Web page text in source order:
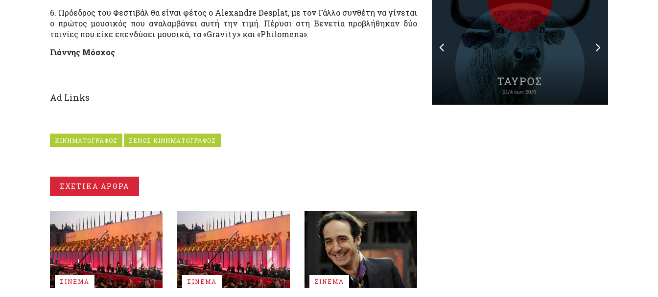
6. Πρόεδρος του Φεστιβάλ θα είναι φέτος ο Alexandre Desplat, με τον Γάλλο συνθέτη να γίνεται
ο πρώτος μουσικός που αναλαμβάνει αυτή την τιμή. Πέρυσι στη Βενετία προβλήθηκαν δύο
ταινίες που είχε επενδύσει μουσικά, τα «Gravity» και «Philomena».
Γιάννης Μόσχος
Ad Links
ΚΙΝΗΜΑΤΟΓΡΑΦΟΣ ΞΕΝΟΣ ΚΙΝΗΜΑΤΟΓΡΑΦΟΣ
ΣΧΕΤΙΚΑ ΑΡΘΡΑ
ΣΙΝΕΜΑ ΣΙΝΕΜΑ ΣΙΝΕΜΑ